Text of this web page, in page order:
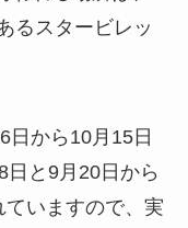
る スタービレッ
日から10月15日
と9月20日から
いますので、 実